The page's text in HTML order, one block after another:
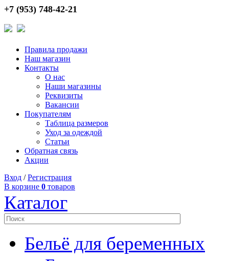
+7 (953) 748-42-21
Правила продажи
Наш магазин
Контакты
О нас
Наши магазины
Реквизиты
Вакансии
Покупателям
Таблица размеров
Уход за одеждой
Статьи
Обратная связь
Акции
Вход /Регистрация
В корзине 0 товаров
Каталог
Бельё для беременных